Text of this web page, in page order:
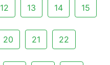
12 13 14 15
20 21 22